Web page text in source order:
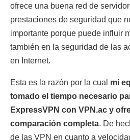
ofrece una buena red de
prestaciones de seguridad que
importante porque puede influir
también en la seguridad de las
en Internet.
Esta es la razón por la cual mi
tomado el tiempo necesario
ExpressVPN con VPN.ac y
comparación completa. De
de las VPN en cuanto a